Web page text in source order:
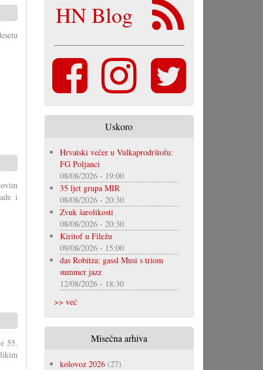
i
55.
HN Blog
Uskoro
Hrvatski večer u Vulkaprodrštofu:
FG Poljanci
08/08/2026 - 19:00
35 ljet grupa MIR
08/08/2026 - 20:30
Zvuk šarolikosti
08/08/2026 - 20:30
Kiritof u Filežu
09/08/2026 - 15:00
das Robitza: gassl Musi s triom
summer jazz
12/08/2026 - 18:30
>> već
Misečna arhiva
kolovoz 2026(27)